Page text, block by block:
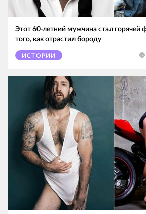
Этот 60-летний мужчина стал горячей
того, как отрастил бороду
ИСТОРИИ